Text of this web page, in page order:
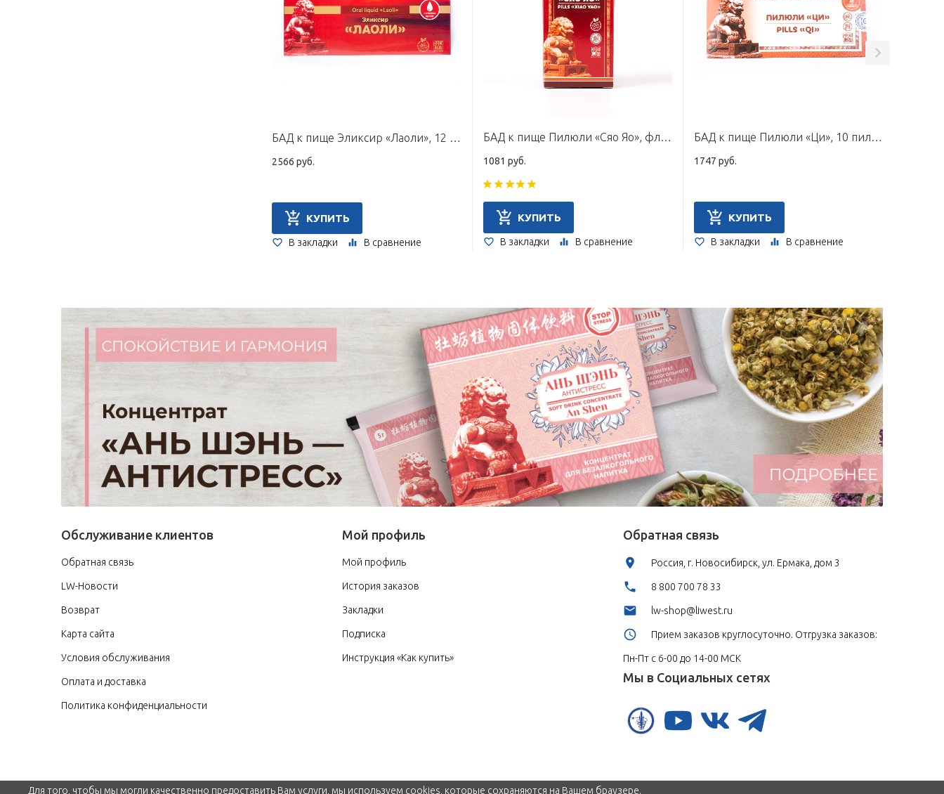
БАД к пище Эликсир «Лаоли», 12 флаконов по 10 мл
2566 руб.
КУПИТЬ
В закладки В сравнение
БАД к пище Пилюли «Сяо Яо», флакон 60 г
1081 руб.
КУПИТЬ
В закладки В сравнение
БАД к пище Пилюли «Ци», 10 пилюль по 9 г
1747 руб.
КУПИТЬ
В закладки В сравнение
Обслуживание клиентов
Обратная связь
LW-Новости
Возврат
Карта сайта
Условия обслуживания
Оплата и доставка
Политика конфиденциальности
Мой профиль
Мой профиль
История заказов
Закладки
Подписка
Инструкция «Как купить»
Обратная связь
Россия, г. Новосибирск, ул. Ермака, дом 3
8 800 700 78 33
lw-shop@liwest.ru
Прием заказов круглосуточно. Отгрузка заказов:
Пн-Пт с 6-00 до 14-00 МСК
Мы в Социальных сетях
Для того, чтобы мы могли качественно предоставить Вам услуги, мы используем cookies, которые сохраняются на Вашем браузере.